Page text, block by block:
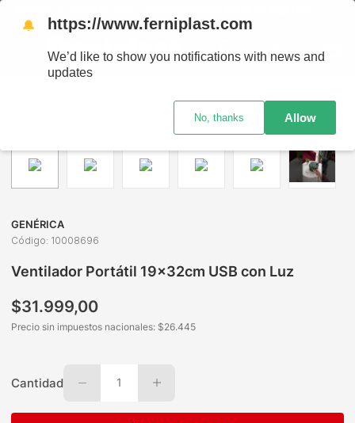
GENÉRICA
Código: 10008696
Ventilador Portátil 19x32cm USB con Luz
$31.999,00
Precio sin impuestos nacionales: $26.445
Cantidad 1
🔔 https://www.ferniplast.com
We’d like to show you notifications with news and
updates
No, thanks Allow